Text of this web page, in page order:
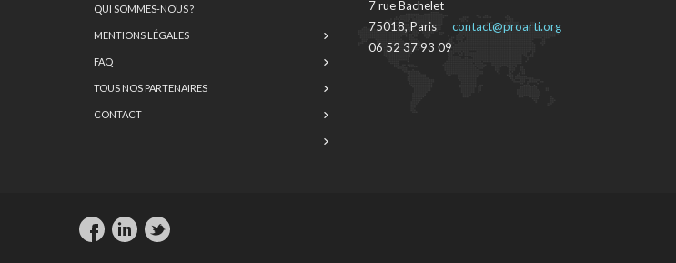
QUI SOMMES-NOUS ?
MENTIONS LÉGALES
FAQ
TOUS NOS PARTENAIRES
CONTACT
7 rue Bachelet
75018, Paris
06 52 37 93 09
contact@proarti.org